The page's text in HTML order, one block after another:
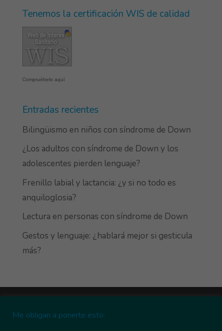
Tenemos la certificación WIS de calidad
Compruébelo aquí
Entradas recientes
Bilingüismo en niños con síndrome de Down
¿Los adultos con síndrome de Down y los
adolescentes pierden lenguaje?
Frenillo labial y lactancia: ¿y si no todo es
anquiloglosia?
Lectura en personas con síndrome de Down
Gestos y lenguaje: ¿hablará mejor si gesticula
más?
Política de cookies
Me obligan a ponerte esto: